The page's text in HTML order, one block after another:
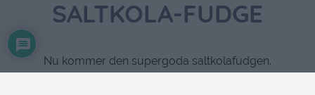
SALTKOLA-FUDGE
Nu kommer den supergoda saltkolafudgen.